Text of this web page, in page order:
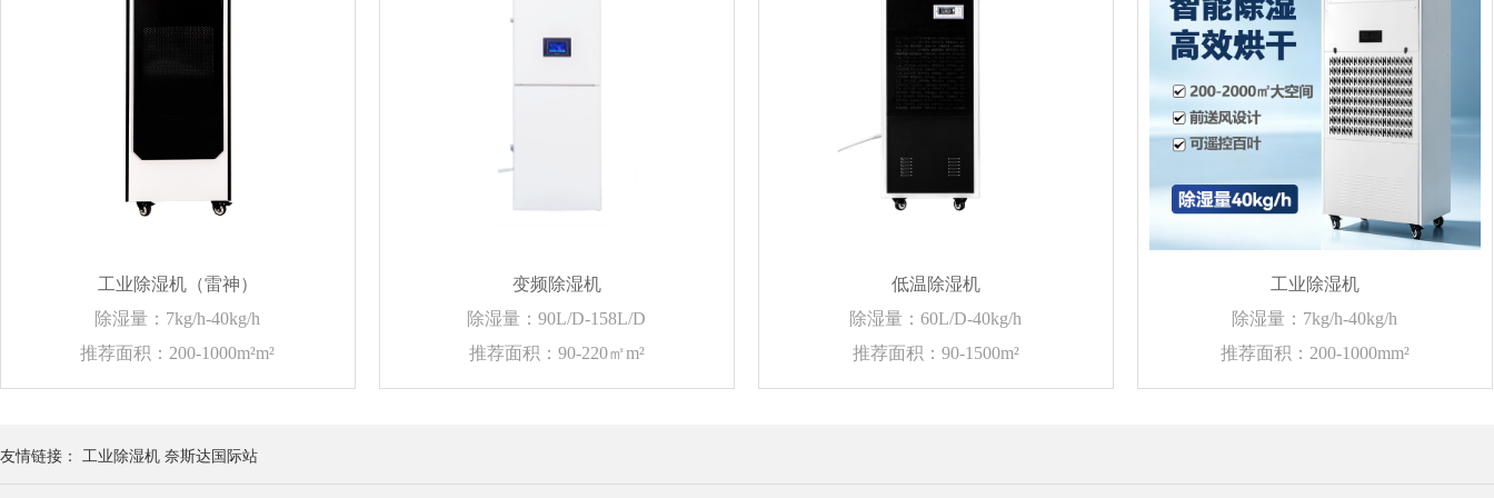
工业除湿机（雷神）
除湿量：7kg/h-40kg/h
推荐面积：200-1000m²m²
变频除湿机
除湿量：90L/D-158L/D
推荐面积：90-220㎡m²
低温除湿机
除湿量：60L/D-40kg/h
推荐面积：90-1500m²
工业除湿机
除湿量：7kg/h-40kg/h
推荐面积：200-1000mm²
友情链接： 工业除湿机 奈斯达国际站